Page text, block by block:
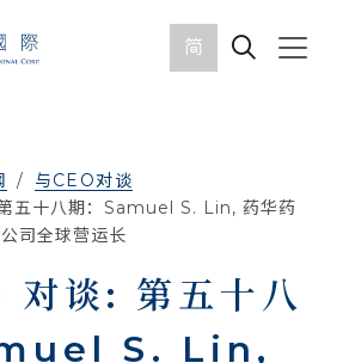
简
与CEO对谈
五十八期：Samuel S. Lin, 药华药
司全球营运长
对谈: 第五十八
S. Lin,